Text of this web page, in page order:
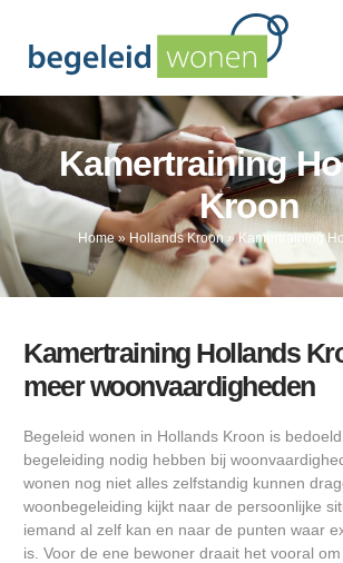
Kamertraining
Kroon
Home»Hollands Kroon»Kamertraining
Kamertraining Hollands
meer woonvaardigheden
Begeleid wonen in Hollands Kroon is
begeleiding nodig hebben bij
wonen nog niet alles zelfstandig kunnen
woonbegeleiding kijkt naar de persoonlijke
iemand al zelf kan en naar de punten waar
is. Voor de ene bewoner draait het vooral